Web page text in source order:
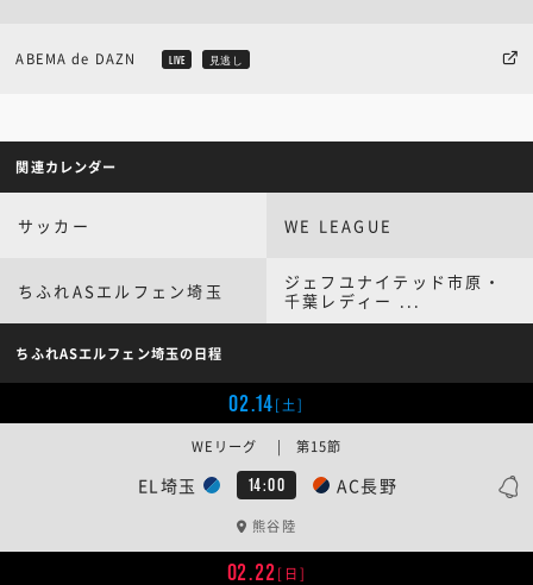
ABEMA de DAZN LIVE 見逃し
関連カレンダー
サッカー WE LEAGUE
ちふれASエルフェン埼玉
ジェフユナイテッド市原・
千葉レディー ...
ちふれASエルフェン埼玉の日程
02.14[土]
EL埼玉 14:00 AC長野
WEリーグ | 第15節
熊谷陸
02.22[日]